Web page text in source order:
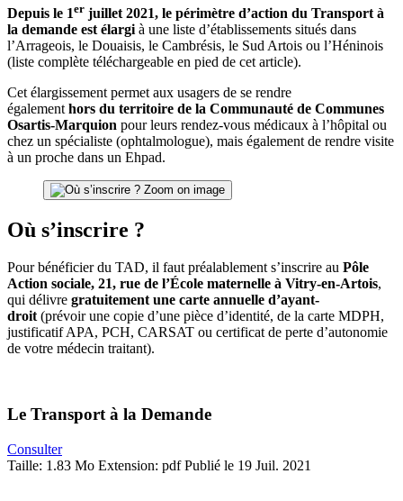
Depuis le 1er juillet 2021, le périmètre d’action du Transport à
la demande est élargi à une liste d’établissements situés dans
l’Arrageois, le Douaisis, le Cambrésis, le Sud Artois ou l’Héninois
(liste complète téléchargeable en pied de cet article).
Cet élargissement permet aux usagers de se rendre
également hors du territoire de la Communauté de Communes
Osartis-Marquion pour leurs rendez-vous médicaux à l’hôpital ou
chez un spécialiste (ophtalmologue), mais également de rendre visite
à un proche dans un Ehpad.
Zoom on image
Où s’inscrire ?
Pour bénéficier du TAD, il faut préalablement s’inscrire au Pôle
Action sociale, 21, rue de l’École maternelle à Vitry-en-Artois,
qui délivre gratuitement une carte annuelle d’ayant-
droit(prévoir une copie d’une pièce d’identité, de la carte MDPH,
justificatif APA, PCH, CARSAT ou certificat de perte d’autonomie
de votre médecin traitant).
Le Transport à la Demande
Consulter
Taille: 1.83 Mo Extension: pdfPublié le 19 Juil. 2021